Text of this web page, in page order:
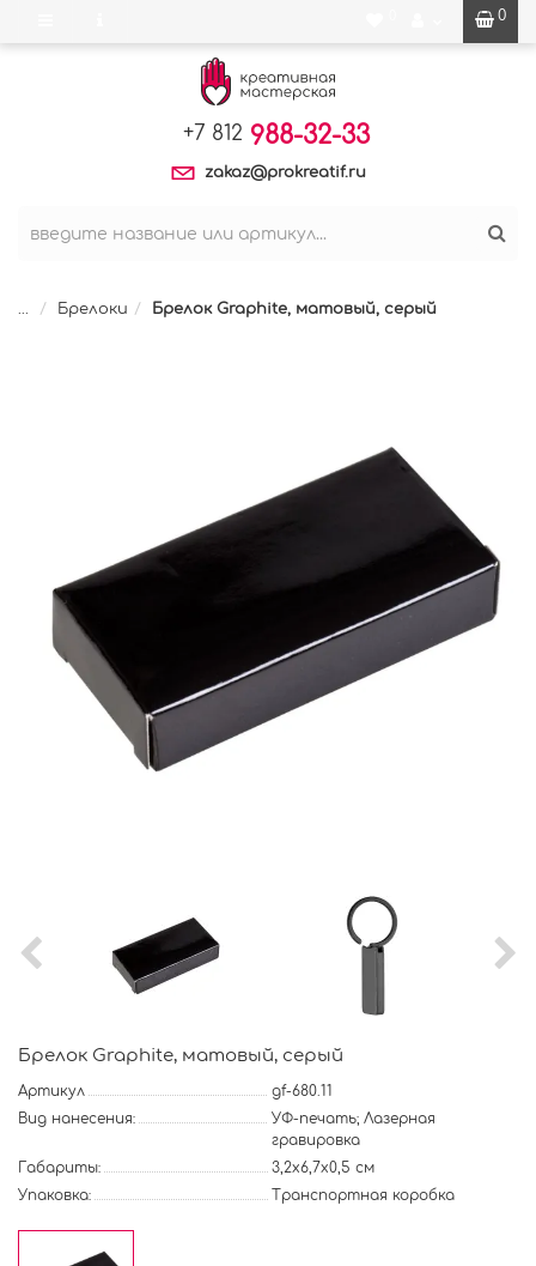
0
+7 812 988-32-33
zakaz@prokreatif.ru
... Брелоки Брелок Graphite, матовый, серый
Брелок Graphite, матовый, серый
Артикул
gf-680.11
Вид нанесения:
УФ-печать; Лазерная
гравировка
Габариты:
3,2х6,7х0,5 см
Упаковка:
Транспортная коробка